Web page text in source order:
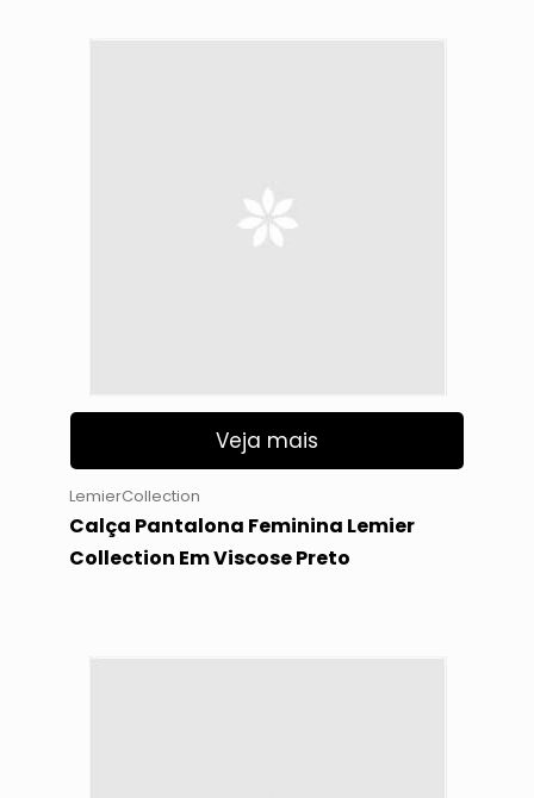
Veja mais
LemierCollection
Calça Pantalona Feminina Lemier
Collection Em Viscose Preto